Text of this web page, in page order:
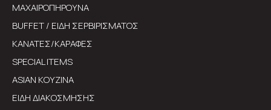
ΜΑΧΑΙΡΟΠΗΡΟΥΝΑ
BUFFET / ΕΙΔΗ ΣΕΡΒΙΡΙΣΜΑΤΟΣ
ΚΑΝΑΤΕΣ/ΚΑΡΑΦΕΣ
SPECIAL ITEMS
ASIAN ΚΟΥΖΙΝΑ
ΕΙΔΗ ΔΙΑΚΟΣΜΗΣΗΣ